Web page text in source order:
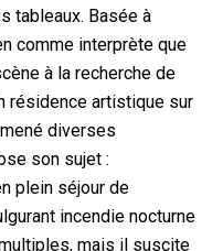
tableaux. Basée à
comme interprète que
à la recherche de
résidence artistique sur
diverses
son sujet :
plein séjour de
incendie nocturne
mais il suscite